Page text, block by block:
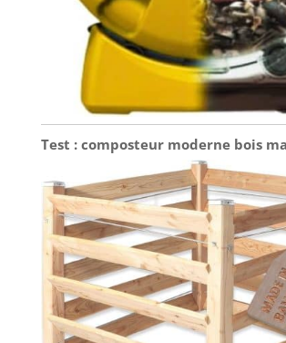
Test : composteur moderne bois